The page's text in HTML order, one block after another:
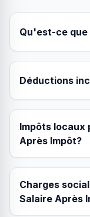
Qu'est-ce
Déductions
Impôts locaux
Après Impôt?
Charges
Salaire Après